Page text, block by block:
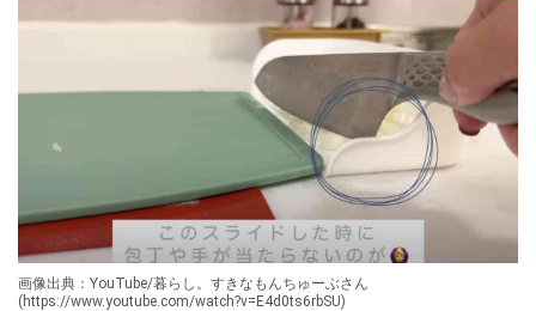
画像出典：YouTube/暮らし。すきなもんちゅーぶさん
(https://www.youtube.com/watch?v=E4d0ts6rbSU)